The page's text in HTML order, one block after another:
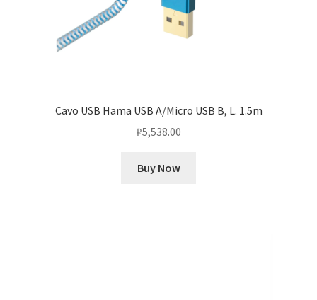
Cavo USB Hama USB A/Micro USB B, L. 1.5m
₽5,538.00
Buy Now